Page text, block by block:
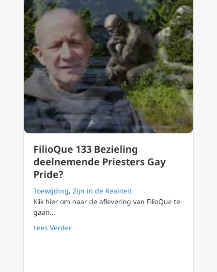
FilioQue 133 Bezieling
deelnemende Priesters Gay
Pride?
Toewijding, Zijn in de Realiteit
Klik hier om naar de aflevering van FilioQue te
gaan…
Lees Verderabout FilioQue 133 Bezieling deelnemende